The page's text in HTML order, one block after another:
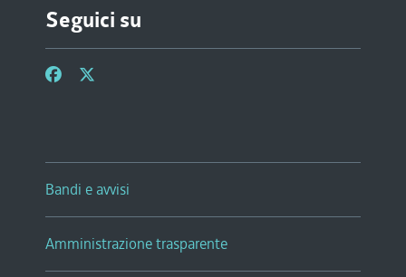
Seguici su
Bandi e avvisi
Amministrazione trasparente